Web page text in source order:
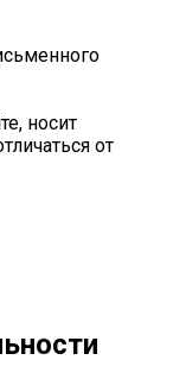
носит
от